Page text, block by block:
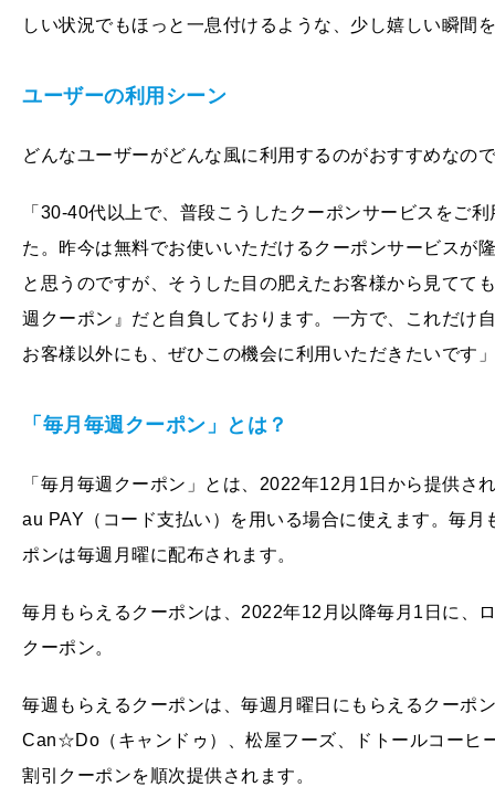
しい状況でもほっと一息付けるような、少し嬉しい瞬間
ユーザーの利用シーン
どんなユーザーがどんな風に利用するのがおすすめなの
「30-40代以上で、普段こうしたクーポンサービスをご
た。昨今は無料でお使いいただけるクーポンサービスが
と思うのですが、そうした目の肥えたお客様から見てて
週クーポン』だと自負しております。一方で、これだけ
お客様以外にも、ぜひこの機会に利用いただきたいです」
「毎月毎週クーポン」とは？
「毎月毎週クーポン」とは、2022年12月1日から提供さ
au PAY（コード支払い）を用いる場合に使えます。毎
ポンは毎週月曜に配布されます。
毎月もらえるクーポンは、2022年12月以降毎月1日に、
クーポン。
毎週もらえるクーポンは、毎週月曜日にもらえるクーポ
Can☆Do（キャンドゥ）、松屋フーズ、ドトールコーヒ
割引クーポンを順次提供されます。